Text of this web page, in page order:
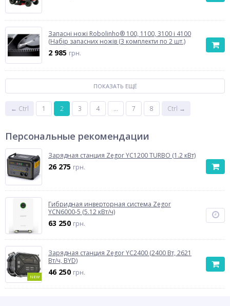
Запасні ножі Robolinho® 100, 1100, 3100 і 4100
(Набір запасних ножів (3 комплекти по 2 шт.)
2 985 грн.
ПОКАЗАТЬ ЕЩЁ
← Ctrl 1 2 3 4 ... 7 8 Ctrl →
Персональные рекомендации
Зарядная станция Zegor YC1200 TURBO (1.2 кВт)
26 275 грн.
Гибридная инверторная система Zegor
YCN6000-5 (5.12 кВт/ч)
63 250 грн.
NEW
Зарядная станция Zegor YC2400 (2400 Вт, 2621
Вт/ч, BYD)
46 250 грн.